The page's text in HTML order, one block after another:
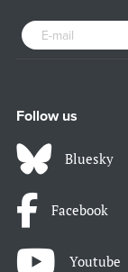
Follow us
Bluesky
Facebook
Youtube